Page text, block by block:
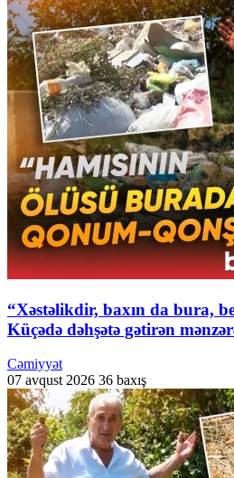
“Xəstəlikdir, baxın da bura,
Küçədə dəhşətə gətirən
Cəmiyyət
07 avqust 2026 36 baxış